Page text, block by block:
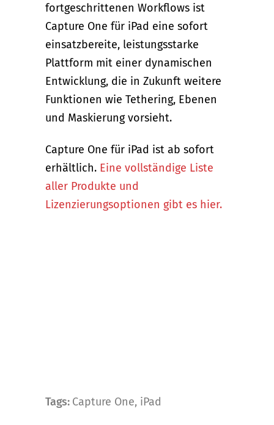
fortgeschrittenen Workflows ist
Capture One für iPad eine sofort
einsatzbereite, leistungsstarke
Plattform mit einer dynamischen
Entwicklung, die in Zukunft weitere
Funktionen wie Tethering, Ebenen
und Maskierung vorsieht.
Capture One für iPad ist ab sofort
erhältlich. Eine vollständige Liste
aller Produkte und
Lizenzierungsoptionen gibt es hier.
Tags: Capture One, iPad